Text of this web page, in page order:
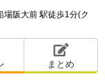
に見かけませ
街灯も多いため
場阪大前 駅徒歩1分(ク
まとめ